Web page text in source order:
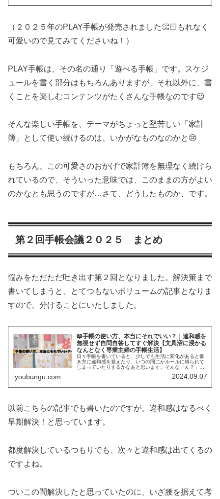
（２０２５年のPLAY手帳が発売されました👏🏻もれなく
可愛いので見てみてくださいね！）
PLAY手帳は、その名の通り「遊べる手帳」です。スケジ
ュールを書く部分はもちろんありますが、それ以外に、書
くことを楽しむコンテンツがたくさんな手帳なのです😌
そんな楽しい手帳を、テーマがちょっと堅苦しい「家計
簿」として使い続けるのは、いかがなものなのかと😢
もちろん、この可愛さのおかげで家計簿を無理なく続けら
れているので、そういった意味では、このままの方がよい
のかなとも思うのですが…さて、どうしたものか、です。
第２回手帳会議２０２５ まとめ
悩みをただただ吐き出す第２回となりました。解決策まで
書いてしまうと、とてつもないボリュームの記事となりま
すので、分けることにいたしました。
📖手帳の使い方、本当にそれでいい？｜違和感を
無視せず自問自答してすぐ解決【文具沼に浸かる
なんとなく専業主婦の手帳生活】
日々手帳を書いていると、少しでも生活に変化があると書
き方に違和感を覚えたり、いつの間にかルールに縛られて
しまっていたりするかなあと思います。そんな「ん？」
youbungu.com 2024.09.07
以前こちらの記事でも書いたのですが、違和感はなるべく
早期解決！と思っています。
都度解決しているつもりでも、次々と違和感は出てくるの
ですよね。
ついこの間解決したと思っていたのに、いざ腰を据えて考